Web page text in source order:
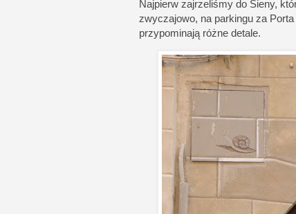
Najpierw zajrzeliśmy do Sieny,
zwyczajowo, na parkingu za
przypominają różne detale.